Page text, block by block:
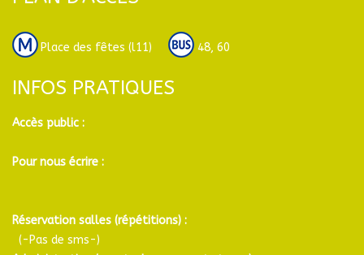
Place des fêtes (l11) 48, 60
INFOS PRATIQUES
Accès public :
Pour nous écrire :
Réservation salles (répétitions) :
(-Pas de sms-)